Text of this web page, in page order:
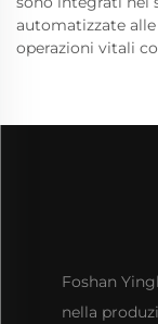
automatizzate
operazioni vitali
Foshan
nella